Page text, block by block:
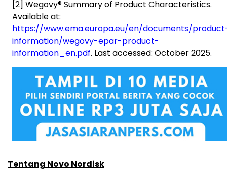
[2] Wegovy®Summary of Product Characteristics.
Available at:
https://www.ema.europa.eu/en/documents/
information/wegovy-epar-product-
information_en.pdf. Last accessed: October 2025.
Tentang Novo Nordisk